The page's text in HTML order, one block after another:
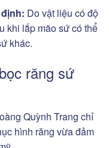
Do vật liệu có độ
khi lắp mão sứ có thể
khác.
răng sứ
Quỳnh Trang chỉ
hình răng vừa đảm